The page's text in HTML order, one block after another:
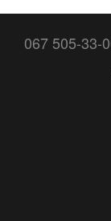
067 505-33-